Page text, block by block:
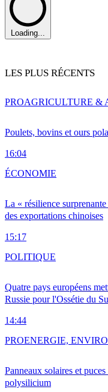
Loading...
LES PLUS RÉCENTS
Poulets, bovins et ours
16:04
PROAGRICULTURE &
La « résilience
des exportations chinoises
15:17
ÉCONOMIE
Quatre pays européens
Russie pour l'Ossétie du
14:44
POLITIQUE
Panneaux solaires et
polysilicium
PROENERGIE,